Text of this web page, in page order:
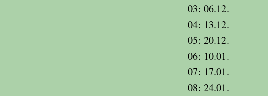
03: 06.12.
04: 13.12.
05: 20.12.
06: 10.01.
07: 17.01.
08: 24.01.